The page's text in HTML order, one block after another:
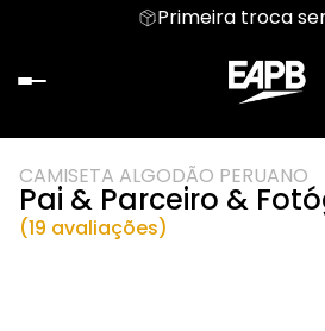
Primeira troca
CAMISETA ALGODÃO PERUANO
Pai & Parceiro &
(19 avaliações)